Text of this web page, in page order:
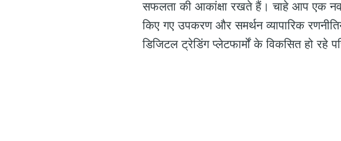
सफलता की आकांक्षा रखते हैं। चाहे आप एक
किए गए उपकरण और समर्थन व्यापारिक
डिजिटल ट्रेडिंग प्लेटफार्मों के विकसित हो रहे